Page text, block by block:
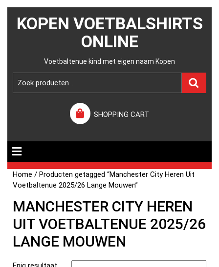
KOPEN VOETBALSHIRTS
ONLINE
Voetbaltenue kind met eigen naam Kopen
SHOPPING CART
Home / Producten getagged “Manchester City Heren Uit
Voetbaltenue 2025/26 Lange Mouwen”
MANCHESTER CITY HEREN
UIT VOETBALTENUE 2025/26
LANGE MOUWEN